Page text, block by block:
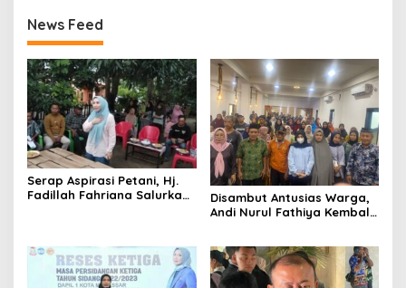
News Feed
Serap Aspirasi Petani, Hj.
Fadillah Fahriana Salurkan
Disambut Antusias Warga,
Andi Nurul Fathiya Kembali